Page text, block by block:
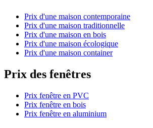
Prix d'une maison contemporaine
Prix d'une maison traditionnelle
Prix d'une maison en bois
Prix d'une maison écologique
Prix d'une maison container
Prix des fenêtres
Prix fenêtre en PVC
Prix fenêtre en bois
Prix fenêtre en aluminium